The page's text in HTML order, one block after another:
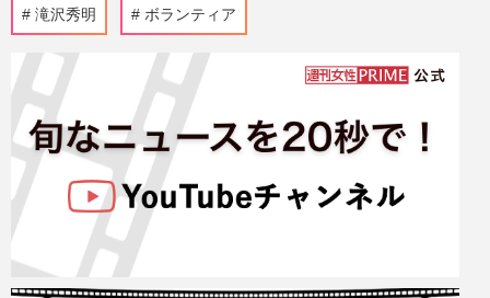
滝沢秀明 ボランティア